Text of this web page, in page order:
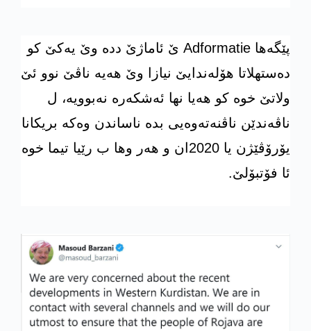
پێگه‌ها Adformatie ێ ئاماژێ دده‌ وێ یه‌كێ كو
ده‌ستهلاتا هۆله‌ندایێ نیازا وێ هه‌یه‌ ناڤێ نوو ئێ
ولاتێ خوه‌ كو هه‌یا نها ئه‌شكه‌ره‌ نه‌بوویه‌، ل
ناڤه‌ندێن ناڤنه‌ته‌وه‌یی بده‌ ناساندن وه‌كه‌ بریكانا
یۆرۆڤێژن یا 2020ان و هه‌ر وها ب رێیا تیما خوه‌
ئا فۆتبۆلێ.